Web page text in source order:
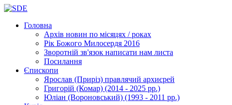
Головна
Архів новин по місяцях / роках
Рік Божого Милосердя 2016
Зворотній зв'язок написати нам листа
Посилання
Єпископи
Ярослав (Приріз) правлячий архиєрей
Григорій (Комар) (2014 - 2025 рр.)
Юліан (Вороновський) (1993 - 2011 рр.)